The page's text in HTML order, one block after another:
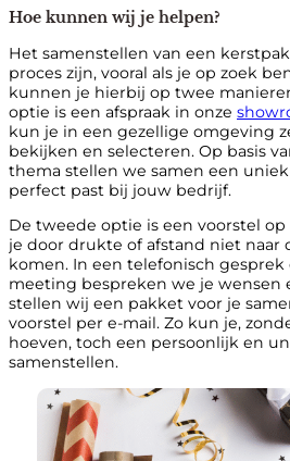
Hoe kunnen wij je helpen?
Het samenstellen van een
proces zijn, vooral als je op zoek
kunnen je hierbij op twee
optie is een afspraak in onze
kun je in een gezellige omgeving
bekijken en selecteren. Op basis
thema stellen we samen een
perfect past bij jouw bedrijf.
De tweede optie is een voorstel op
je door drukte of afstand niet naar
komen. In een telefonisch gesprek
meeting bespreken we je wensen
stellen wij een pakket voor je
voorstel per e-mail. Zo kun je,
hoeven, toch een persoonlijk en
samenstellen.